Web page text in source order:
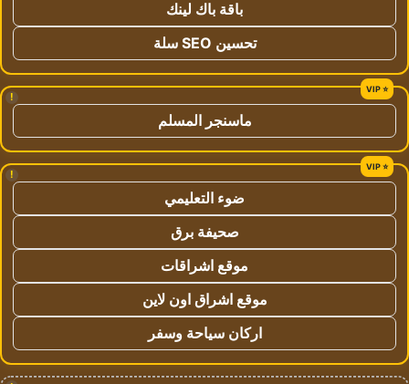
باقة باك لينك
تحسين SEO سلة
!
ماسنجر المسلم
!
ضوء التعليمي
صحيفة برق
موقع اشراقات
موقع اشراق اون لاين
اركان سياحة وسفر